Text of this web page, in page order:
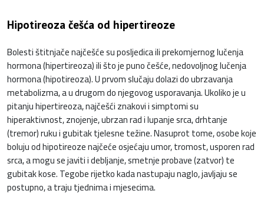
Hipotireoza češća od hipertireoze
Bolesti štitnjače najčešće su posljedica ili prekomjernog lučenja
hormona (hipertireoza) ili što je puno češće, nedovoljnog lučenja
hormona (hipotireoza). U prvom slučaju dolazi do ubrzavanja
metabolizma, a u drugom do njegovog usporavanja. Ukoliko je u
pitanju hipertireoza, najčešći znakovi i simptomi su
hiperaktivnost, znojenje, ubrzan rad i lupanje srca, drhtanje
(tremor) ruku i gubitak tjelesne težine. Nasuprot tome, osobe koje
boluju od hipotireoze najčeće osjećaju umor, tromost, usporen rad
srca, a mogu se javiti i debljanje, smetnje probave (zatvor) te
gubitak kose. Tegobe rijetko kada nastupaju naglo, javljaju se
postupno, a traju tjednima i mjesecima.